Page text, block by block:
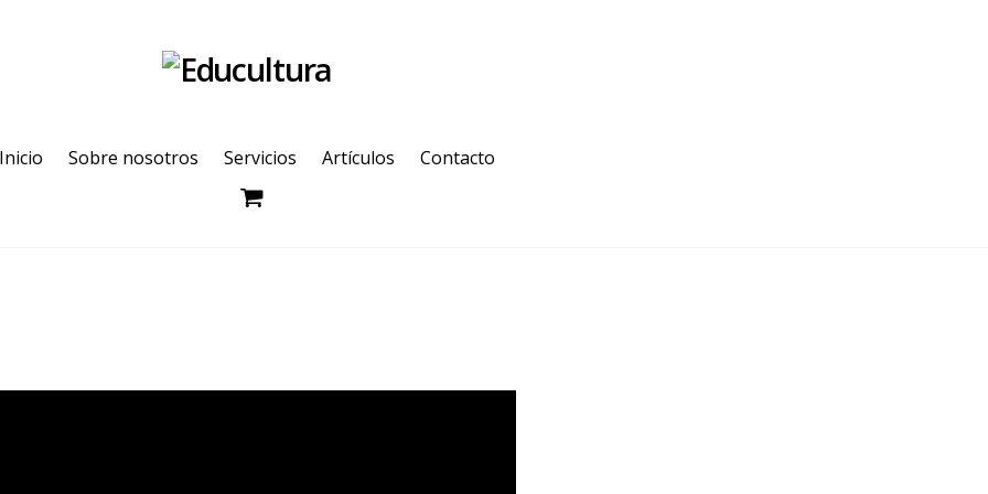
Sobre nosotros Servicios Artículos Contacto